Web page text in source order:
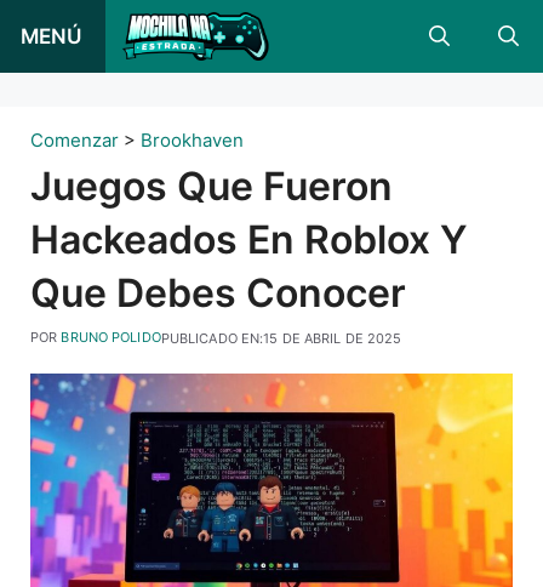
MENÚ
Comenzar > Brookhaven
Juegos Que Fueron
Hackeados En Roblox Y
Que Debes Conocer
PUBLICADO EN:15 DE ABRIL DE 2025
POR BRUNO POLIDO